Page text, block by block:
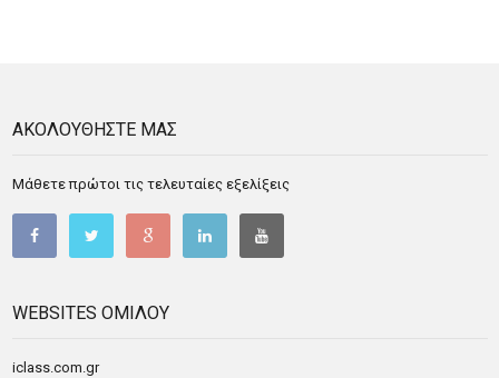
ΑΚΟΛΟΥΘΗΣΤΕ ΜΑΣ
Μάθετε πρώτοι τις τελευταίες εξελίξεις
WEBSITES ΟΜΙΛΟΥ
iclass.com.gr